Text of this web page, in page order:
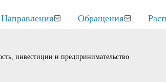
Направления Обращения
инвестиции и предпринимательство